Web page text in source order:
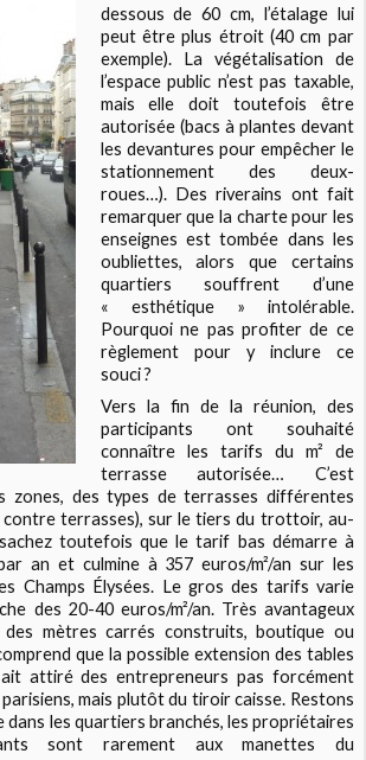
dessous de 60 cm, l’étalage lui
peut être plus étroit (40 cm par
exemple). La végétalisation de
l’espace public n’est pas taxable,
mais elle doit toutefois être
autorisée (bacs à plantes devant
les devantures pour empêcher le
stationnement des deux-
roues…). Des riverains ont fait
remarquer que la charte pour les
enseignes est tombée dans les
oubliettes, alors que certains
quartiers souffrent d’une
« esthétique » intolérable.
Pourquoi ne pas profiter de ce
règlement pour y inclure ce
souci ?
Vers la fin de la réunion, des
participants ont souhaité
connaître les tarifs du m² de
terrasse autorisée… C’est
zones, des types de terrasses différentes
contre terrasses), sur le tiers du trottoir, au-
toutefois que le tarif bas démarre à
an et culmine à 357 euros/m²/an sur les
Champs Élysées. Le gros des tarifs varie
des 20-40 euros/m²/an. Très avantageux
mètres carrés construits, boutique ou
que la possible extension des tables
ait attiré des entrepreneurs pas forcément
mais plutôt du tiroir caisse. Restons
dans les quartiers branchés, les propriétaires
sont rarement aux manettes du